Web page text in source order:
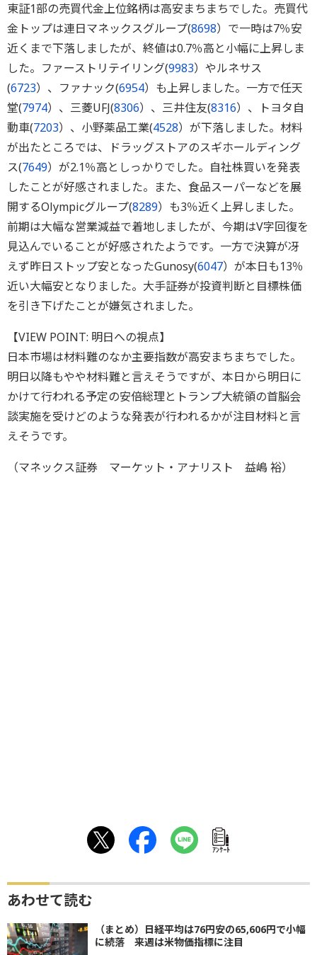
東証1部の売買代金上位銘柄は高安まちまちでした。売買代
金トップは連日マネックスグループ(8698）で一時は7％安
近くまで下落しましたが、終値は0.7％高と小幅に上昇しま
した。ファーストリテイリング(9983）やルネサス
(6723）、ファナック(6954）も上昇しました。一方で任天
堂(7974）、三菱UFJ(8306）、三井住友(8316）、トヨタ自
動車(7203）、小野薬品工業(4528）が下落しました。材料
が出たところでは、ドラッグストアのスギホールディング
ス(7649）が2.1％高としっかりでした。自社株買いを発表
したことが好感されました。また、食品スーパーなどを展
開するOlympicグループ(8289）も3％近く上昇しました。
前期は大幅な営業減益で着地しましたが、今期はV字回復を
見込んでいることが好感されたようです。一方で決算が冴
えず昨日ストップ安となったGunosy(6047）が本日も13％
近い大幅安となりました。大手証券が投資判断と目標株価
を引き下げたことが嫌気されました。
【VIEW POINT: 明日への視点】
日本市場は材料難のなか主要指数が高安まちまちでした。
明日以降もやや材料難と言えそうですが、本日から明日に
かけて行われる予定の安倍総理とトランプ大統領の首脳会
談実施を受けどのような発表が行われるかが注目材料と言
えそうです。
（マネックス証券 マーケット・アナリスト 益嶋 裕）
ｱﾝｹｰﾄ
あわせて読む
（まとめ）日経平均は76円安の65,606円で小幅
に続落 来週は米物価指標に注目